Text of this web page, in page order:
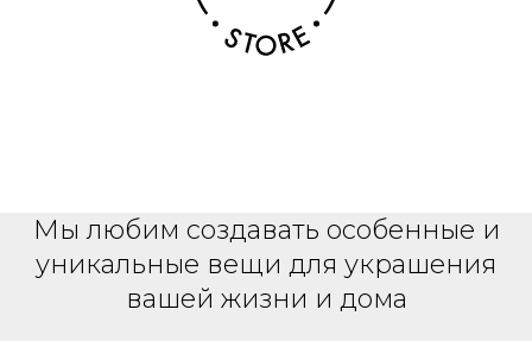
Мы любим создавать особенные и
уникальные вещи для украшения
вашей жизни и дома